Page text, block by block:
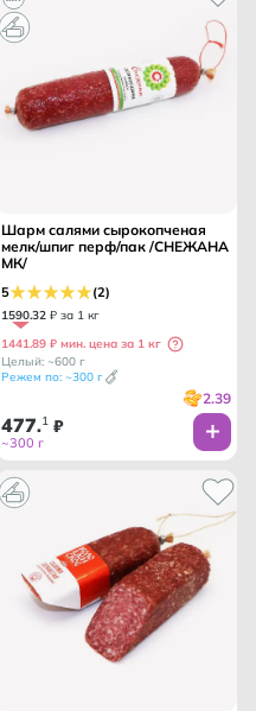
Шарм салями сырокопченая
мелк/шпиг перф/пак /СНЕЖАНА
МК/
5 (2)
1590.32 ₽ за 1 кг
1441.89 ₽ мин. цена за 1 кг
Целый: ~600 г
Режем по: ~300 г
2.39
477.1 ₽
~300 г